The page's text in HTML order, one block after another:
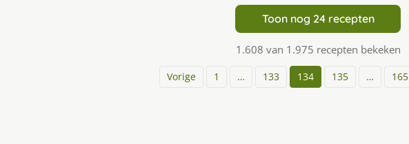
Toon nog 24 recepten
1.608 van 1.975 recepten bekeken
Vorige 1 … 133 134 135 … 165